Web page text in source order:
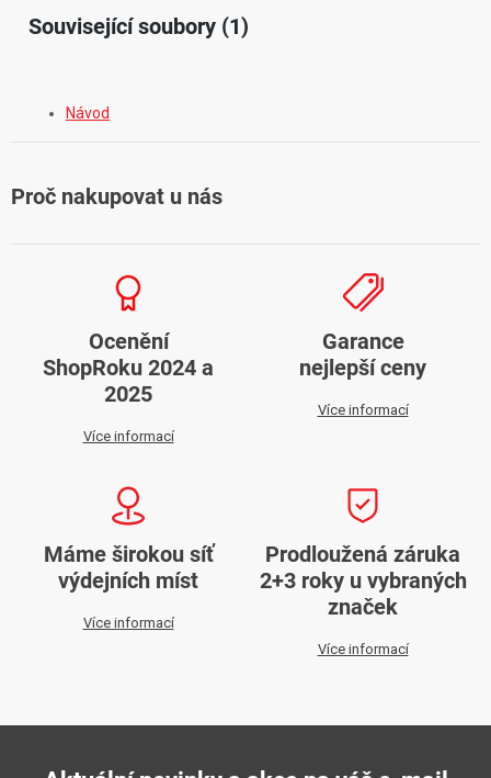
Související soubory (1)
Návod
Proč nakupovat u nás
Ocenění
ShopRoku 2024 a
2025
Více informací
Garance
nejlepší ceny
Více informací
Máme širokou síť
výdejních míst
Více informací
Prodloužená záruka
2+3 roky u vybraných
značek
Více informací